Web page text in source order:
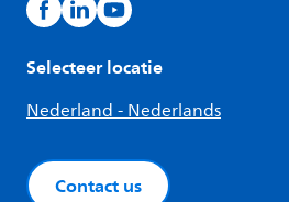
Selecteer locatie
Nederland - Nederlands
Contact us